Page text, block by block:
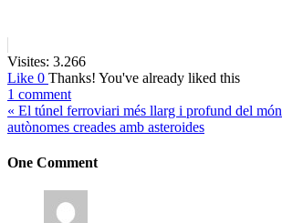
Visites: 3.266
Like 0 Thanks! You've already liked this
1 comment
« El túnel ferroviari més llarg i profund del món
autònomes creades amb asteroides
One Comment